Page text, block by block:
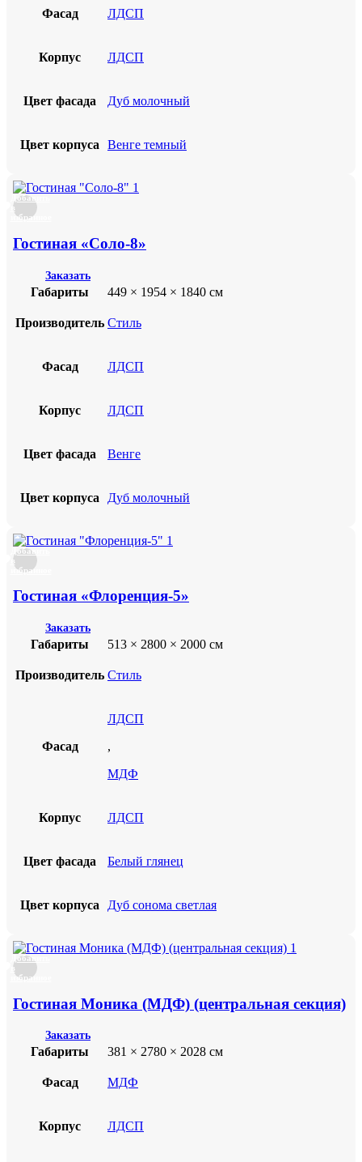
Фасад ЛДСП
Корпус ЛДСП
Цвет фасада Дуб молочный
Цвет корпуса Венге темный
Добавить
в
избранное
Гостиная «Соло-8»
Заказать
Габариты 449 × 1954 × 1840 см
Производитель Стиль
Фасад ЛДСП
Корпус ЛДСП
Цвет фасада Венге
Цвет корпуса Дуб молочный
Добавить
в
избранное
Гостиная «Флоренция-5»
Заказать
Габариты 513 × 2800 × 2000 см
Производитель Стиль
Фасад
ЛДСП
,
МДФ
Корпус ЛДСП
Цвет фасада Белый глянец
Цвет корпуса Дуб сонома светлая
Добавить
в
избранное
Гостиная Моника (МДФ) (центральная секция)
Заказать
Габариты 381 × 2780 × 2028 см
Фасад МДФ
Корпус ЛДСП